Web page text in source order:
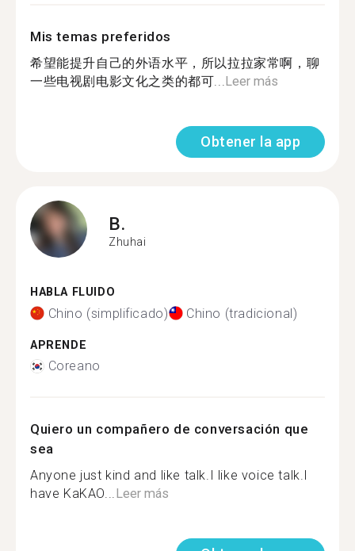
Mis temas preferidos
希望能提升自己的外语水平，所以拉拉家常啊，聊
一些电视剧电影文化之类的都可...Leer más
Obtener la app
B.
Zhuhai
HABLA FLUIDO
Chino (simplificado) Chino (tradicional)
APRENDE
Coreano
Quiero un compañero de conversación que
sea
Anyone just kind and like talk.I like voice talk.I
have KaKAO...Leer más